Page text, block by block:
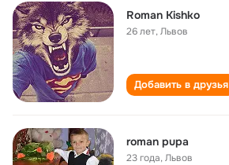
Roman Kishko
26 лет,Львов
Добавить в друзья
roman pupa
23 года,Львов